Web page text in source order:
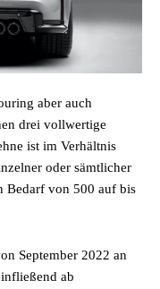
aber auch
drei vollwertige
ist im Verhältnis
oder sämtlicher
Bedarf von 500 auf bis
September 2022 an
ab